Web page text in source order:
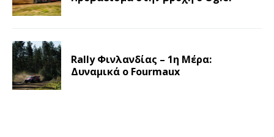
Rally Φινλανδίας – 1η Μέρα:
Δυναμικά ο Fourmaux